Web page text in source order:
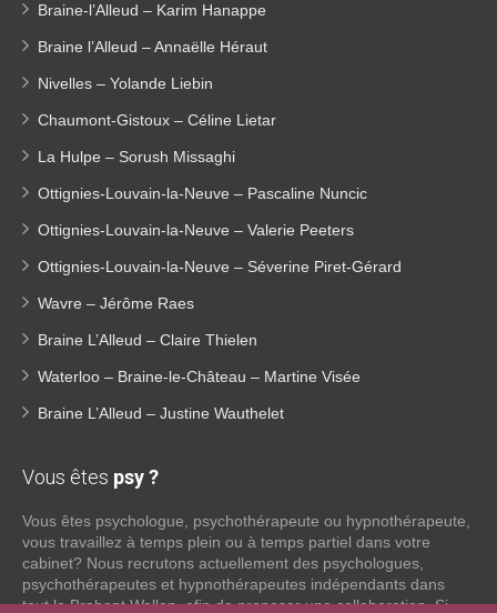
Braine-l’Alleud – Karim Hanappe
Braine l’Alleud – Annaëlle Héraut
Nivelles – Yolande Liebin
Chaumont-Gistoux – Céline Lietar
La Hulpe – Sorush Missaghi
Ottignies-Louvain-la-Neuve – Pascaline Nuncic
Ottignies-Louvain-la-Neuve – Valerie Peeters
Ottignies-Louvain-la-Neuve – Séverine Piret-Gérard
Wavre – Jérôme Raes
Braine L’Alleud – Claire Thielen
Waterloo – Braine-le-Château – Martine Visée
Braine L’Alleud – Justine Wauthelet
Vous êtes psy ?
Vous êtes psychologue, psychothérapeute ou hypnothérapeute,
vous travaillez à temps plein ou à temps partiel dans votre
cabinet? Nous recrutons actuellement des psychologues,
psychothérapeutes et hypnothérapeutes indépendants dans
tout le Brabant Wallon, afin de proposer une collaboration. Si